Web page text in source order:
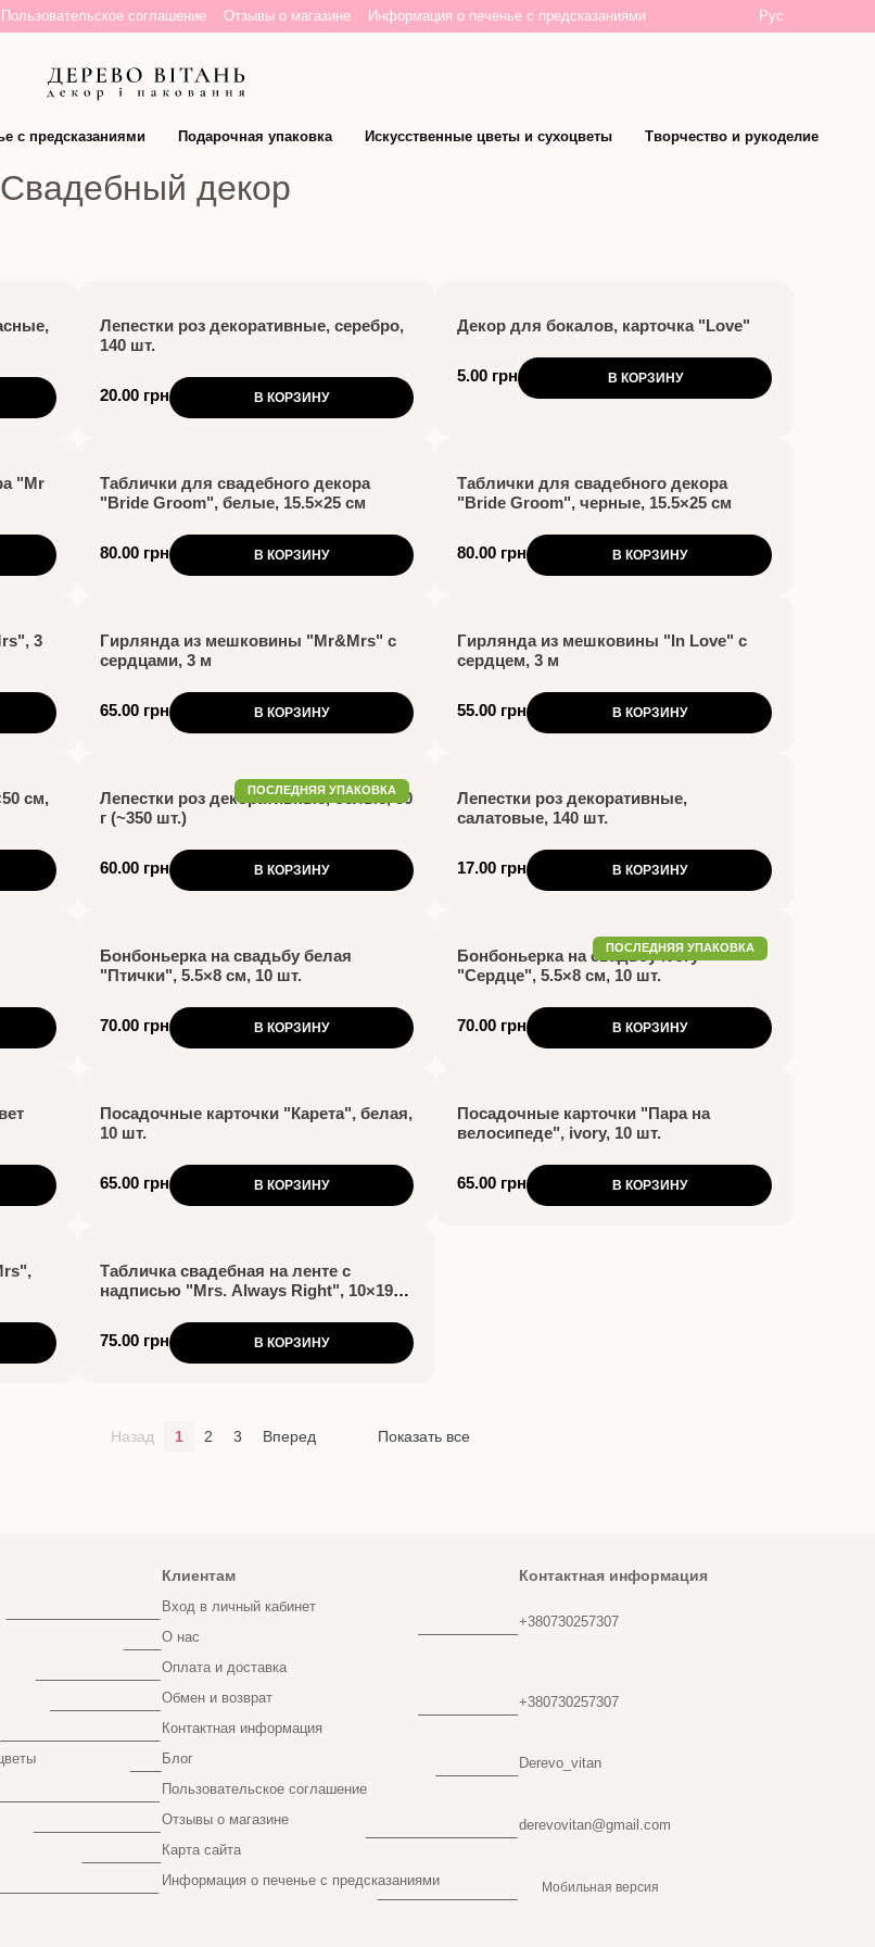
Пользовательское соглашение Отзывы о магазине Информация о печенье с предсказаниями Рус
с предсказаниями Подарочная упаковка Искусственные цветы и сухоцветы Творчество и рукоделие
Свадебный декор
Лепестки роз декоративные, серебро,
140 шт.
20.00 грн В КОРЗИНУ
Декор для бокалов, карточка "Love"
5.00 грн В КОРЗИНУ
"Mr
Таблички для свадебного декора
"Bride Groom", белые, 15.5×25 см
80.00 грн В КОРЗИНУ
Таблички для свадебного декора
"Bride Groom", черные, 15.5×25 см
80.00 грн В КОРЗИНУ
3
Гирлянда из мешковины "Mr&Mrs" с
сердцами, 3 м
65.00 грн В КОРЗИНУ
Гирлянда из мешковины "In Love" с
сердцем, 3 м
55.00 грн В КОРЗИНУ
см,
ПОСЛЕДНЯЯ УПАКОВКА
Лепестки роз декоративные, белые, 50
г (~350 шт.)
60.00 грн В КОРЗИНУ
Лепестки роз декоративные,
салатовые, 140 шт.
17.00 грн В КОРЗИНУ
Бонбоньерка на свадьбу белая
"Птички", 5.5×8 см, 10 шт.
70.00 грн В КОРЗИНУ
ПОСЛЕДНЯЯ УПАКОВКА
Бонбоньерка на свадьбу ivory
"Сердце", 5.5×8 см, 10 шт.
70.00 грн В КОРЗИНУ
Посадочные карточки "Карета", белая,
10 шт.
65.00 грн В КОРЗИНУ
Посадочные карточки "Пара на
велосипеде", ivory, 10 шт.
65.00 грн В КОРЗИНУ
Табличка свадебная на ленте с
надписью "Mrs. Always Right", 10×19
75.00 грн
В КОРЗИНУ
Назад 1 2 3 Вперед Показать все
Клиентам
Вход в личный кабинет
О нас
Оплата и доставка
Обмен и возврат
Контактная информация
Блог
Пользовательское соглашение
Отзывы о магазине
Карта сайта
Информация о печенье с предсказаниями
Контактная информация
+380730257307
+380730257307
Derevo_vitan
derevovitan@gmail.com
Мобильная версия